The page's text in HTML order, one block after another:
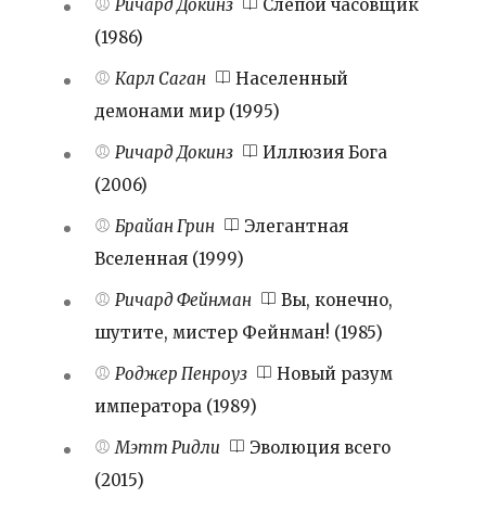
Ричард Докинз
Слепой часовщик
(1986)
Карл Саган
Населенный
демонами мир (1995)
Ричард Докинз
Иллюзия Бога
(2006)
Брайан Грин
Элегантная
Вселенная (1999)
Ричард Фейнман
Вы, конечно,
шутите, мистер Фейнман! (1985)
Роджер Пенроуз
Новый разум
императора (1989)
Мэтт Ридли
Эволюция всего
(2015)